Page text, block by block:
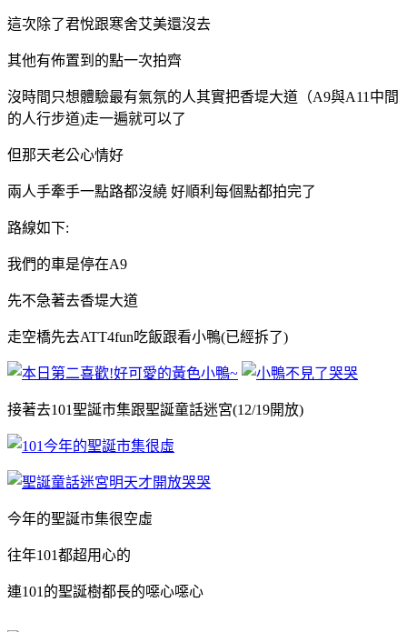
這次除了君悅跟寒舍艾美還沒去
其他有佈置到的點一次拍齊
沒時間只想體驗最有氣氛的人其實把香堤大道（A9與A11中間
的人行步道)走一遍就可以了
但那天老公心情好
兩人手牽手一點路都沒繞 好順利每個點都拍完了
路線如下:
我們的車是停在A9
先不急著去香堤大道
走空橋先去ATT4fun吃飯跟看小鴨(已經拆了)
接著去101聖誕市集跟聖誕童話迷宮(12/19開放)
今年的聖誕市集很空虛
往年101都超用心的
連101的聖誕樹都長的噁心噁心